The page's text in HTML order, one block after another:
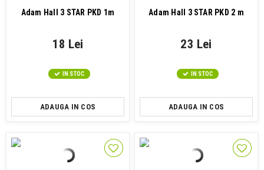
Adam Hall 3 STAR PKD 1m
18 Lei
IN STOC
ADAUGA IN COS
Adam Hall 3 STAR PKD 2 m
23 Lei
IN STOC
ADAUGA IN COS